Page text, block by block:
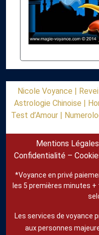
Nicole Voyance |
Astrologie Chinoise |
Test d’Amour |
Mentions Légales
Confidentialité –
*Voyance en privé
les 5 premières minutes
Les services de voyance
aux personnes